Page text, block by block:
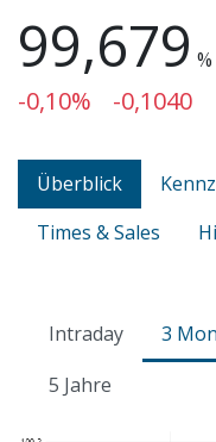
99,679 %
-0,10% -0,1040
Überblick
Times & Sales
Intraday 3
5 Jahre